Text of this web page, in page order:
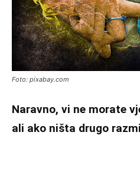
Foto: pixabay.com
Naravno, vi ne morate
ali ako ništa drugo